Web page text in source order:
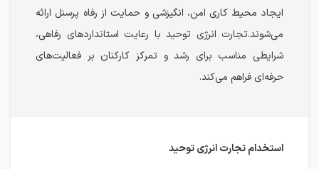
ایجاد محیط کاری امن، انگیزشی و حمایت از رفاه پرسنل ارائه
می‌شوند.تجارت انرژی توحید با رعایت استانداردهای رفاهی،
شرایطی مناسب برای رشد و تمرکز کارکنان بر فعالیت‌های
حرفه‌ای فراهم می‌کند.
استخدام تجارت انرژی توحید